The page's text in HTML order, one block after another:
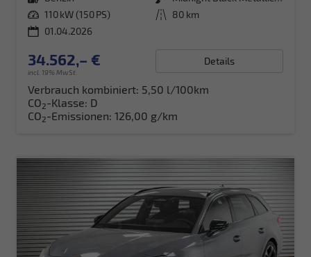
Leistung 110 kW (150 PS) Kilometerstand 80 km
01.04.2026
34.562,– €
incl. 19% MwSt.
Details
Verbrauch kombiniert: 5,50 l/100km
CO2-Klasse: D
CO2-Emissionen: 126,00 g/km